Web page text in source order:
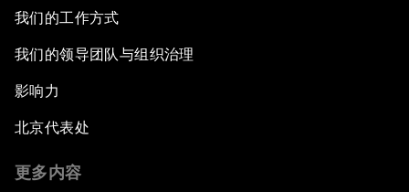
我们的工作方式
我们的领导团队与组织治理
影响力
北京代表处
更多内容